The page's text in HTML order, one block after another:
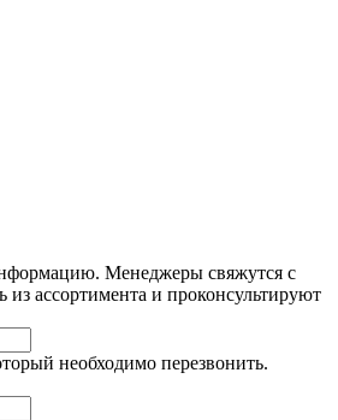
Менеджеры свяжутся с
ассортимента и проконсультируют
необходимо перезвонить.